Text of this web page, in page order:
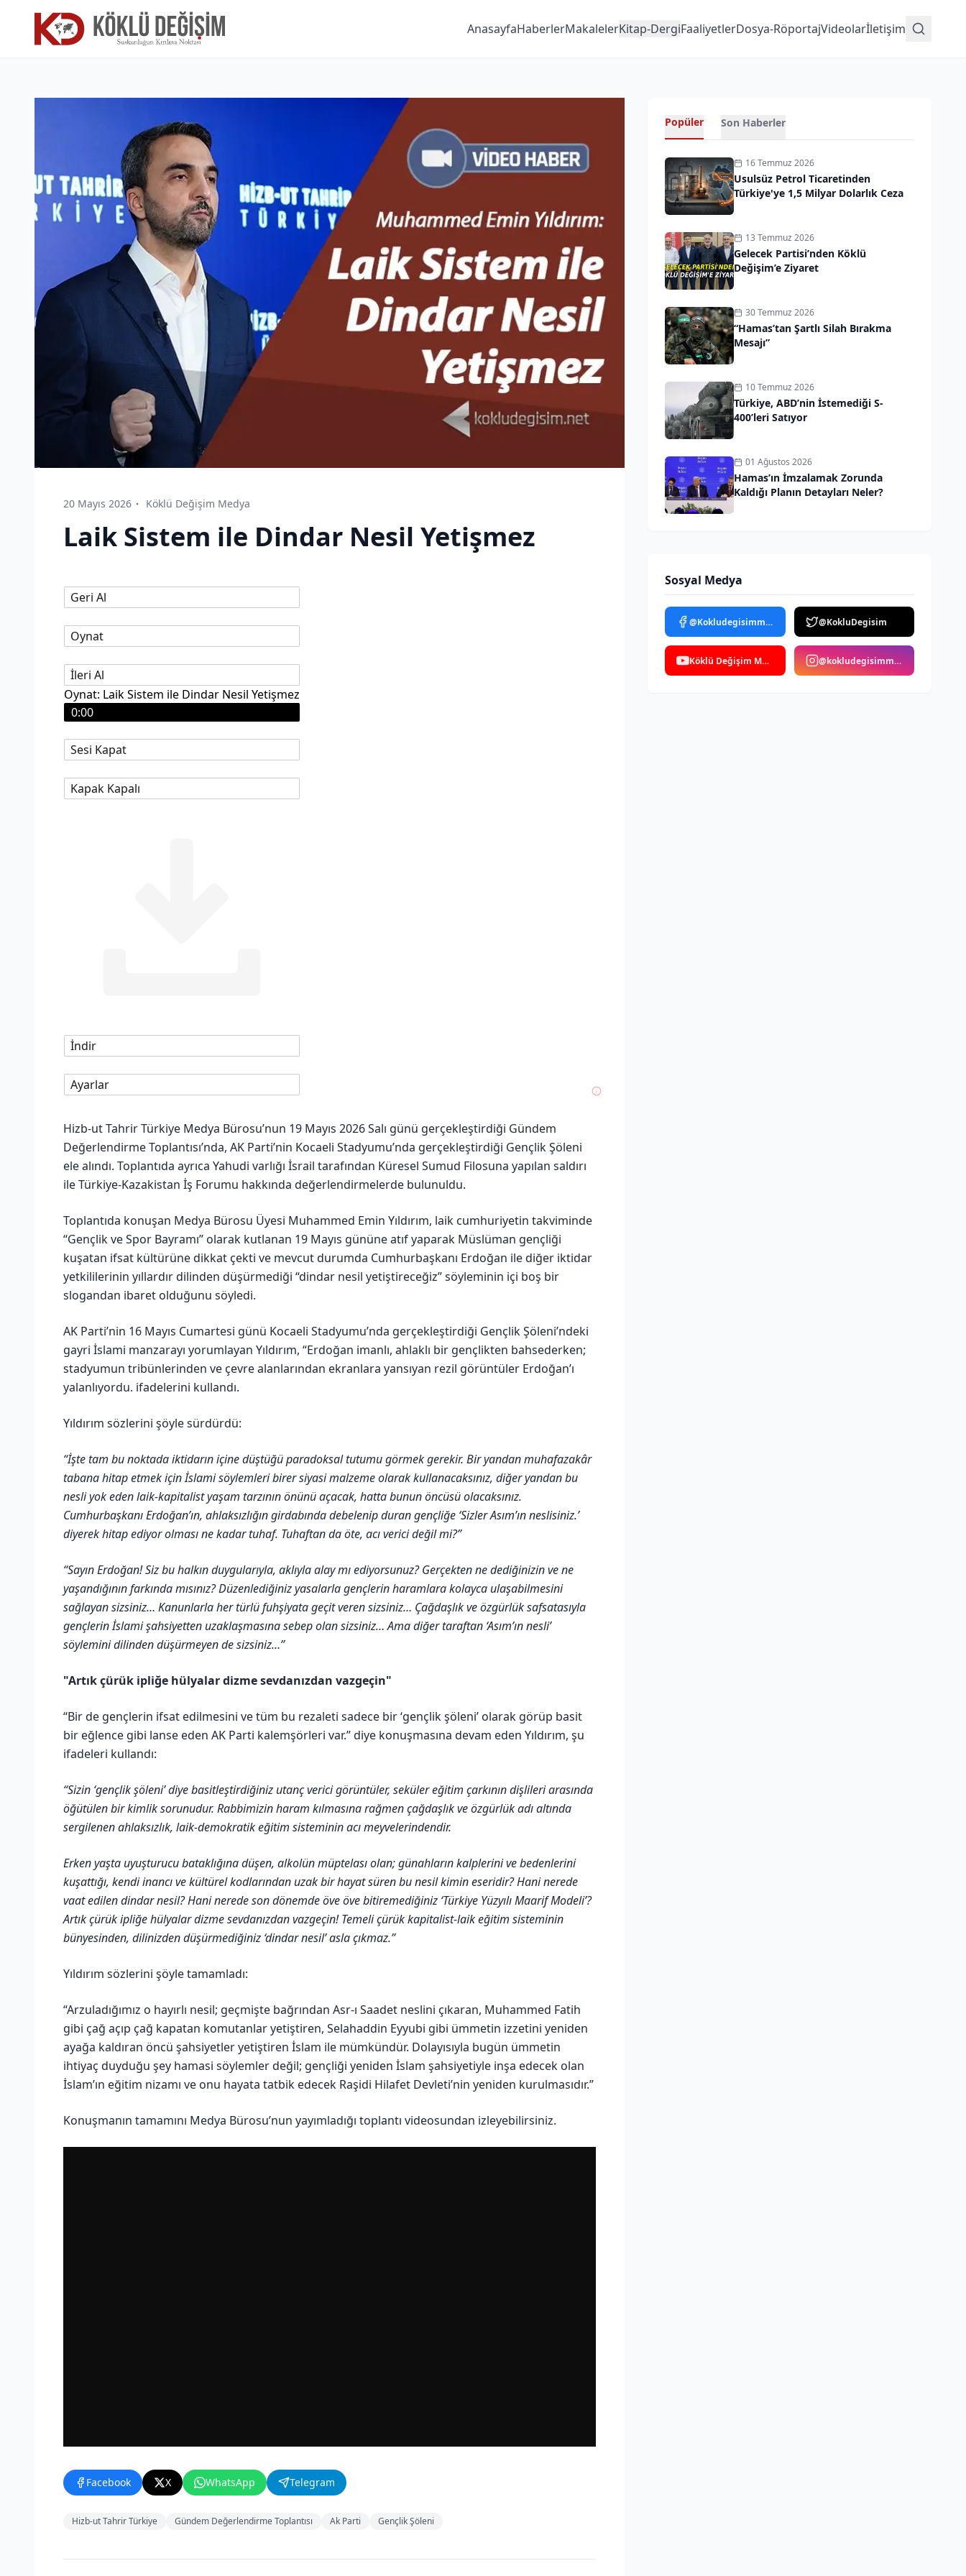
AnasayfaHaberlerMakalelerKitap-DergiFaaliyetlerDosya-RöportajVideolarİletişim
20 Mayıs 2026 Köklü Değişim Medya
Laik Sistem ile Dindar Nesil Yetişmez
Geri Al
Oynat
İleri Al
Oynat: Laik Sistem ile Dindar Nesil Yetişmez
0:00
Sesi Kapat
Kapak Kapalı
İndir
Ayarlar
Hizb-ut Tahrir Türkiye Medya Bürosu’nun 19 Mayıs 2026 Salı günü gerçekleştirdiği Gündem
Değerlendirme Toplantısı’nda, AK Parti’nin Kocaeli Stadyumu’nda gerçekleştirdiği Gençlik Şöleni
ele alındı. Toplantıda ayrıca Yahudi varlığı İsrail tarafından Küresel Sumud Filosuna yapılan saldırı
ile Türkiye-Kazakistan İş Forumu hakkında değerlendirmelerde bulunuldu.
Toplantıda konuşan Medya Bürosu Üyesi Muhammed Emin Yıldırım, laik cumhuriyetin takviminde
“Gençlik ve Spor Bayramı” olarak kutlanan 19 Mayıs gününe atıf yaparak Müslüman gençliği
kuşatan ifsat kültürüne dikkat çekti ve mevcut durumda Cumhurbaşkanı Erdoğan ile diğer iktidar
yetkililerinin yıllardır dilinden düşürmediği “dindar nesil yetiştireceğiz” söyleminin içi boş bir
slogandan ibaret olduğunu söyledi.
AK Parti’nin 16 Mayıs Cumartesi günü Kocaeli Stadyumu’nda gerçekleştirdiği Gençlik Şöleni’ndeki
gayri İslami manzarayı yorumlayan Yıldırım, “Erdoğan imanlı, ahlaklı bir gençlikten bahsederken;
stadyumun tribünlerinden ve çevre alanlarından ekranlara yansıyan rezil görüntüler Erdoğan’ı
yalanlıyordu. ifadelerini kullandı.
Yıldırım sözlerini şöyle sürdürdü:
“İşte tam bu noktada iktidarın içine düştüğü paradoksal tutumu görmek gerekir. Bir yandan muhafazakâr
tabana hitap etmek için İslami söylemleri birer siyasi malzeme olarak kullanacaksınız, diğer yandan bu
nesli yok eden laik-kapitalist yaşam tarzının önünü açacak, hatta bunun öncüsü olacaksınız.
Cumhurbaşkanı Erdoğan’ın, ahlaksızlığın girdabında debelenip duran gençliğe ‘Sizler Asım’ın neslisiniz.’
diyerek hitap ediyor olması ne kadar tuhaf. Tuhaftan da öte, acı verici değil mi?”
“Sayın Erdoğan! Siz bu halkın duygularıyla, aklıyla alay mı ediyorsunuz? Gerçekten ne dediğinizin ve ne
yaşandığının farkında mısınız? Düzenlediğiniz yasalarla gençlerin haramlara kolayca ulaşabilmesini
sağlayan sizsiniz… Kanunlarla her türlü fuhşiyata geçit veren sizsiniz… Çağdaşlık ve özgürlük safsatasıyla
gençlerin İslami şahsiyetten uzaklaşmasına sebep olan sizsiniz… Ama diğer taraftan ‘Asım’ın nesli’
söylemini dilinden düşürmeyen de sizsiniz…”
"Artık çürük ipliğe hülyalar dizme sevdanızdan vazgeçin"
“Bir de gençlerin ifsat edilmesini ve tüm bu rezaleti sadece bir ‘gençlik şöleni’ olarak görüp basit
bir eğlence gibi lanse eden AK Parti kalemşörleri var.” diye konuşmasına devam eden Yıldırım, şu
ifadeleri kullandı:
“Sizin ‘gençlik şöleni’ diye basitleştirdiğiniz utanç verici görüntüler, seküler eğitim çarkının dişlileri arasında
öğütülen bir kimlik sorunudur. Rabbimizin haram kılmasına rağmen çağdaşlık ve özgürlük adı altında
sergilenen ahlaksızlık, laik-demokratik eğitim sisteminin acı meyvelerindendir.
Erken yaşta uyuşturucu bataklığına düşen, alkolün müptelası olan; günahların kalplerini ve bedenlerini
kuşattığı, kendi inancı ve kültürel kodlarından uzak bir hayat süren bu nesil kimin eseridir? Hani nerede
vaat edilen dindar nesil? Hani nerede son dönemde öve öve bitiremediğiniz ‘Türkiye Yüzyılı Maarif Modeli’?
Artık çürük ipliğe hülyalar dizme sevdanızdan vazgeçin! Temeli çürük kapitalist-laik eğitim sisteminin
bünyesinden, dilinizden düşürmediğiniz ‘dindar nesil’ asla çıkmaz.”
Yıldırım sözlerini şöyle tamamladı:
“Arzuladığımız o hayırlı nesil; geçmişte bağrından Asr-ı Saadet neslini çıkaran, Muhammed Fatih
gibi çağ açıp çağ kapatan komutanlar yetiştiren, Selahaddin Eyyubi gibi ümmetin izzetini yeniden
ayağa kaldıran öncü şahsiyetler yetiştiren İslam ile mümkündür. Dolayısıyla bugün ümmetin
ihtiyaç duyduğu şey hamasi söylemler değil; gençliği yeniden İslam şahsiyetiyle inşa edecek olan
İslam’ın eğitim nizamı ve onu hayata tatbik edecek Raşidi Hilafet Devleti’nin yeniden kurulmasıdır.”
Konuşmanın tamamını Medya Bürosu’nun yayımladığı toplantı videosundan izleyebilirsiniz.
Facebook X WhatsApp Telegram
Hizb-ut Tahrir Türkiye Gündem Değerlendirme Toplantısı Ak Parti Gençlik Şöleni
Popüler Son Haberler
16 Temmuz 2026
Usulsüz Petrol Ticaretinden
Türkiye'ye 1,5 Milyar Dolarlık Ceza
13 Temmuz 2026
Gelecek Partisi’nden Köklü
Değişim’e Ziyaret
30 Temmuz 2026
“Hamas’tan Şartlı Silah Bırakma
Mesajı”
10 Temmuz 2026
Türkiye, ABD’nin İstemediği S-
400’leri Satıyor
01 Ağustos 2026
Hamas’ın İmzalamak Zorunda
Kaldığı Planın Detayları Neler?
Sosyal Medya
@Kokludegisimmedya @KokluDegisim
Köklü Değişim Medya @kokludegisimmedya